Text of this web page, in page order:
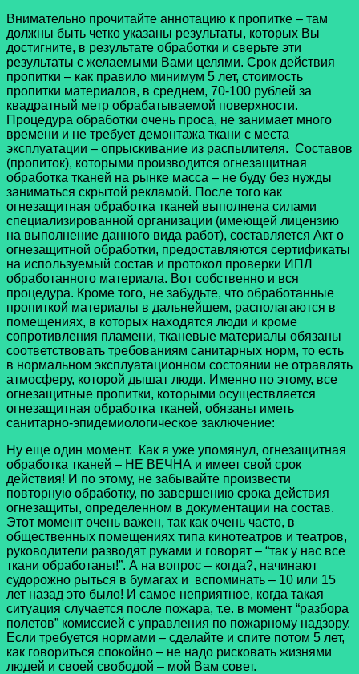
Внимательно прочитайте аннотацию к пропитке – там
должны быть четко указаны результаты, которых Вы
достигните, в результате обработки и сверьте эти
результаты с желаемыми Вами целями. Срок действия
пропитки – как правило минимум 5 лет, стоимость
пропитки материалов, в среднем, 70-100 рублей за
квадратный метр обрабатываемой поверхности.
Процедура обработки очень проса, не занимает много
времени и не требует демонтажа ткани с места
эксплуатации – опрыскивание из распылителя. Составов
(пропиток), которыми производится огнезащитная
обработка тканей на рынке масса – не буду без нужды
заниматься скрытой рекламой. После того как
огнезащитная обработка тканей выполнена силами
специализированной организации (имеющей лицензию
на выполнение данного вида работ), составляется Акт о
огнезащитной обработки, предоставляются сертификаты
на используемый состав и протокол проверки ИПЛ
обработанного материала. Вот собственно и вся
процедура. Кроме того, не забудьте, что обработанные
пропиткой материалы в дальнейшем, располагаются в
помещениях, в которых находятся люди и кроме
сопротивления пламени, тканевые материалы обязаны
соответствовать требованиям санитарных норм, то есть
в нормальном эксплуатационном состоянии не отравлять
атмосферу, которой дышат люди. Именно по этому, все
огнезащитные пропитки, которыми осуществляется
огнезащитная обработка тканей, обязаны иметь
санитарно-эпидемиологическое заключение:
Ну еще один момент. Как я уже упомянул, огнезащитная
обработка тканей – НЕ ВЕЧНА и имеет свой срок
действия! И по этому, не забывайте произвести
повторную обработку, по завершению срока действия
огнезащиты, определенном в документации на состав.
Этот момент очень важен, так как очень часто, в
общественных помещениях типа кинотеатров и театров,
руководители разводят руками и говорят – “так у нас все
ткани обработаны!”. А на вопрос – когда?, начинают
судорожно рыться в бумагах и вспоминать – 10 или 15
лет назад это было! И самое неприятное, когда такая
ситуация случается после пожара, т.е. в момент “разбора
полетов” комиссией с управления по пожарному надзору.
Если требуется нормами – сделайте и спите потом 5 лет,
как говориться спокойно – не надо рисковать жизнями
людей и своей свободой – мой Вам совет.